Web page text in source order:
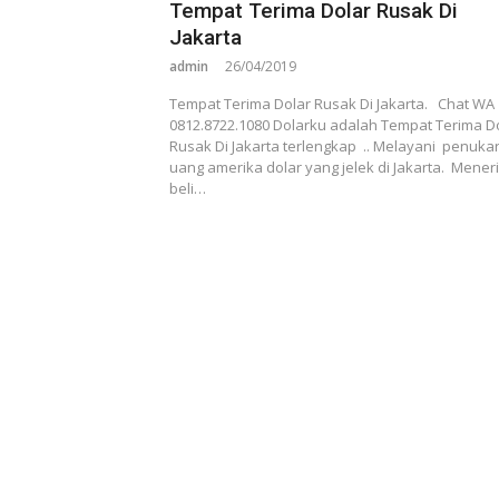
Tempat Terima Dolar Rusak Di
Jakarta
admin 26/04/2019
Tempat Terima Dolar Rusak Di Jakarta. Chat WA
0812.8722.1080 Dolarku adalah Tempat Terima
Rusak Di Jakarta terlengkap .. Melayani
uang amerika dolar yang jelek di Jakarta.
beli…